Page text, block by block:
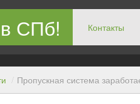
СПб! Контакты
/ Пропускная система